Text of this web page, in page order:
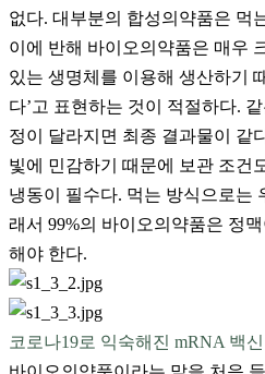
없다. 대부분의 합성의약품은 먹
이에 반해 바이오의약품은 매우
있는 생명체를 이용해 생산하기
다’고 표현하는 것이 적절하다.
정이 달라지면 최종 결과물이 같
빛에 민감하기 때문에 보관 조건
냉동이 필수다. 먹는 방식으로는
래서 99%의 바이오의약품은 정
해야 한다.
코로나19로 익숙해진 mRNA 백신